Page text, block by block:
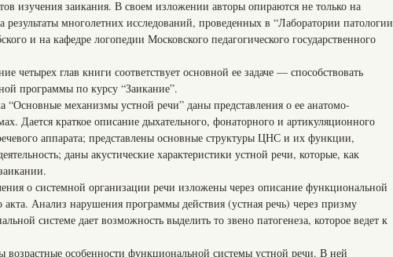
изучения заикания. В своем изложении авторы опираются не только на
многолетних исследований, проведенных в “Лаборатории патологии
и на кафедре логопедии Московского педагогического государственного
четырех глав книги соответствует основной ее задаче — способствовать
программы по курсу “Заикание”.
“Основные механизмы устной речи” даны представления о ее анатомо-
Дается краткое описание дыхательного, фонаторного и артикуляционного
аппарата; представлены основные структуры ЦНС и их функции,
даны акустические характеристики устной речи, которые, как
о системной организации речи изложены через описание функциональной
акта. Анализ нарушения программы действия (устная речь) через призму
системе дает возможность выделить то звено патогенеза, которое ведет к
возрастные особенности функциональной системы устной речи. В ней